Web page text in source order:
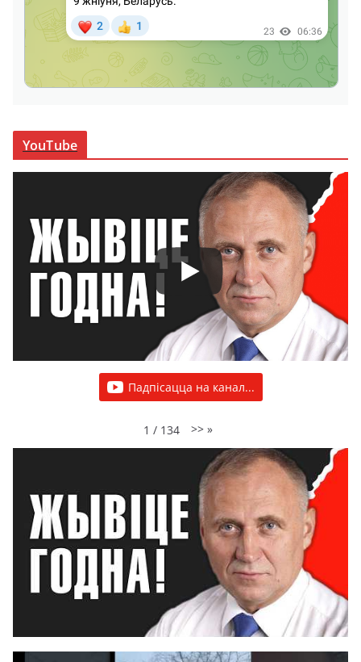
YouTube
Падпісацца на канал...
1 / 134 >> »